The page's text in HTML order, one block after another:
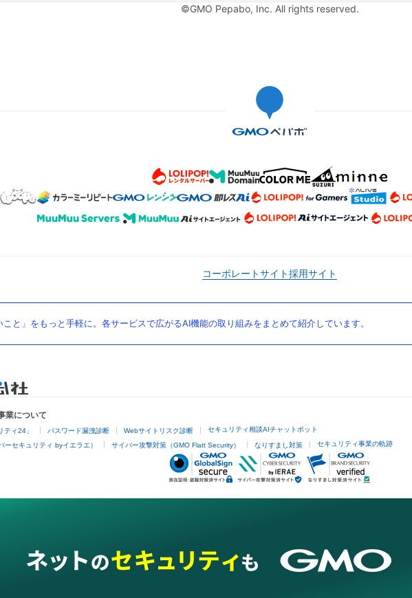
©GMO Pepabo, Inc. All rights reserved.
コーポレートサイト採用サイト
と」をもっと手軽に。各サービスで広がるAI機能の取り組みをまとめて紹介しています。
業について
ィ24」 パスワード漏洩診断 Webサイトリスク診断 セキュリティ相談AIチャットボット
セキュリティ byイエラエ） サイバー攻撃対策（GMO Flatt Security） なりすまし対策 セキュリティ事業の軌跡